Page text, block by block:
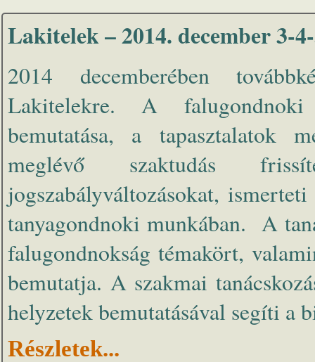
Lakitelek – 2014. december 3-
2014 decemberében
Lakitelekre. A falugondnoki
bemutatása, a tapasztalatok
meglévő szaktudás
jogszabályváltozásokat,
tanyagondnoki munkában. A
falugondnokság témakört,
bemutatja. A szakmai
helyzetek bemutatásával segíti a
Részletek...